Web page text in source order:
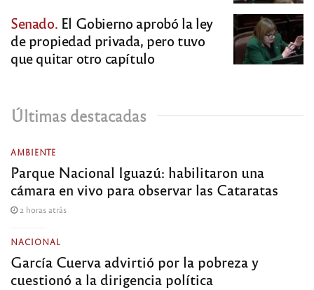
Senado. El Gobierno aprobó la ley
de propiedad privada, pero tuvo
que quitar otro capítulo
Últimas destacadas
AMBIENTE
Parque Nacional Iguazú: habilitaron una
cámara en vivo para observar las Cataratas
2 horas atrás
NACIONAL
García Cuerva advirtió por la pobreza y
cuestionó a la dirigencia política